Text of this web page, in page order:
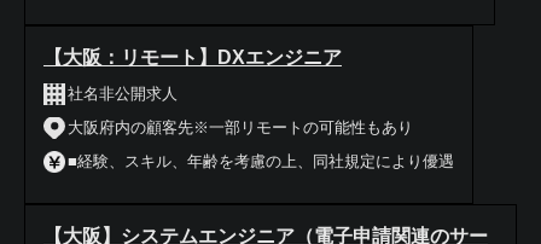
【大阪：リモート】DXエンジニア
社名非公開求人
大阪府内の顧客先※一部リモートの可能性もあり
■経験、スキル、年齢を考慮の上、同社規定により優遇
【大阪】システムエンジニア（電子申請関連のサー